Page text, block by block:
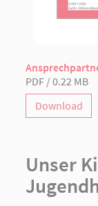
PDF / 0.22 MB
Download
Unser